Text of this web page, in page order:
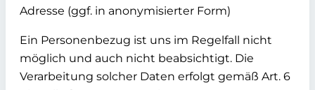
Adresse (ggf. in anonymisierter Form)
Ein Personenbezug ist uns im Regelfall nicht
möglich und auch nicht beabsichtigt. Die
Verarbeitung solcher Daten erfolgt gemäß Art. 6